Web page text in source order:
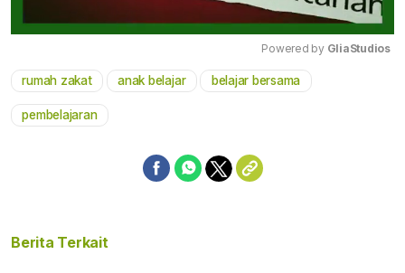
Powered by GliaStudios
rumah zakat anak belajar belajar bersama
pembelajaran
Berita Terkait